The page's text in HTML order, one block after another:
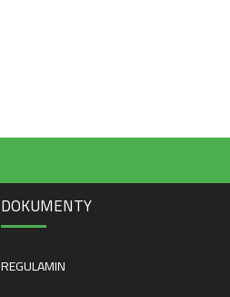
DOKUMENTY
REGULAMIN